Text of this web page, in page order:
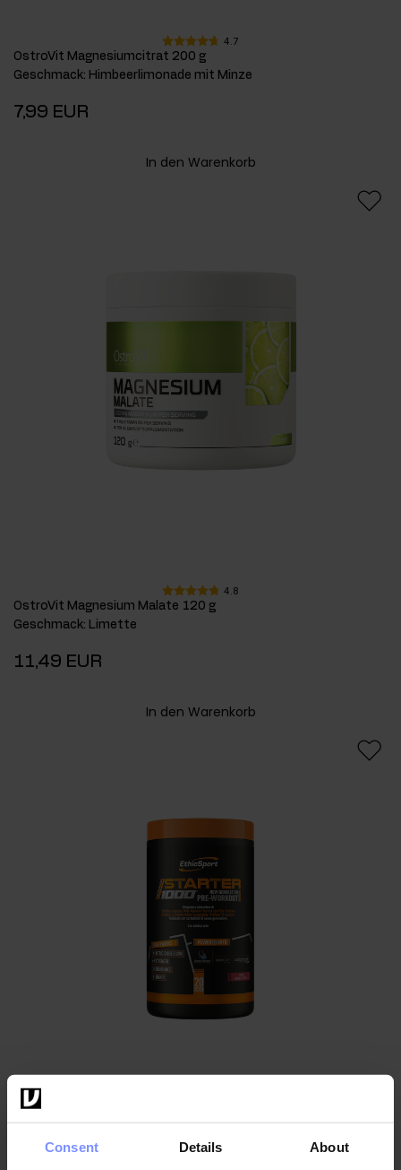
Consent Details About
4.7
OstroVit Magnesiumcitrat 200 g
Geschmack: Himbeerlimonade mit Minze
7,99 EUR
In den Warenkorb
4.8
OstroVit Magnesium Malate 120 g
Geschmack: Limette
11,49 EUR
In den Warenkorb
EthicSport Starter 1000 400 g